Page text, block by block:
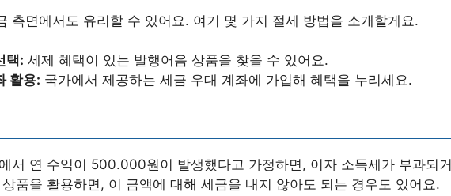
측면에서도 유리할 수 있어요. 여기 몇 가지 절세 방법을 소개할게요.
택: 세제 혜택이 있는 발행어음 상품을 찾을 수 있어요.
활용: 국가에서 제공하는 세금 우대 계좌에 가입해 혜택을 누리세요.
서 연 수익이 500.000원이 발생했다고 가정하면, 이자 소득세가 부과되거
품을 활용하면, 이 금액에 대해 세금을 내지 않아도 되는 경우도 있어요.